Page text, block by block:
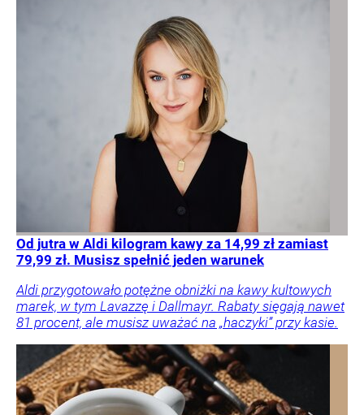
Od jutra w Aldi kilogram kawy za 14,99 zł zamiast
79,99 zł. Musisz spełnić jeden warunek
Aldi przygotowało potężne obniżki na kawy kultowych
marek, w tym Lavazzę i Dallmayr. Rabaty sięgają nawet
81 procent, ale musisz uważać na „haczyki” przy kasie.